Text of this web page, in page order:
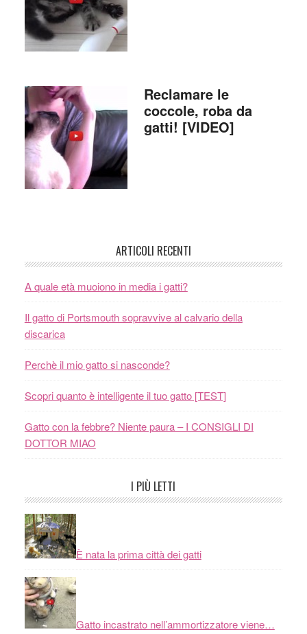
Reclamare le
coccole, roba da
gatti! [VIDEO]
ARTICOLI RECENTI
A quale età muoiono in media i gatti?
Il gatto di Portsmouth sopravvive al calvario della
discarica
Perchè il mio gatto si nasconde?
Scopri quanto è intelligente il tuo gatto [TEST]
Gatto con la febbre? Niente paura – I CONSIGLI DI
DOTTOR MIAO
I PIÙ LETTI
È nata la prima città dei gatti
Gatto incastrato nell’ammortizzatore viene…